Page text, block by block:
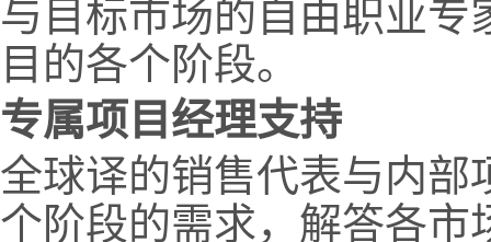
与目标市场的自由职业
目的各个阶段。
专属项目经理支持
全球译的销售代表与内部
个阶段的需求，解答各市